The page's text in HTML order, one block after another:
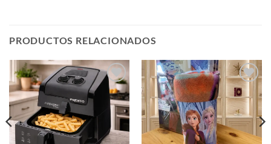
PRODUCTOS RELACIONADOS
Añadir
a la
lista de
deseos
Añadir
a la
deseos